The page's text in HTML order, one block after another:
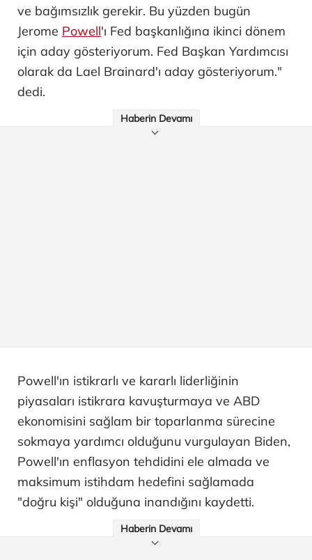
ve bağımsızlık gerekir. Bu yüzden bugün
Jerome Powell'ı Fed başkanlığına ikinci dönem
için aday gösteriyorum. Fed Başkan Yardımcısı
olarak da Lael Brainard'ı aday gösteriyorum."
dedi.
Haberin Devamı
Powell'ın istikrarlı ve kararlı liderliğinin
piyasaları istikrara kavuşturmaya ve ABD
ekonomisini sağlam bir toparlanma sürecine
sokmaya yardımcı olduğunu vurgulayan Biden,
Powell'ın enflasyon tehdidini ele almada ve
maksimum istihdam hedefini sağlamada
"doğru kişi" olduğuna inandığını kaydetti.
Haberin Devamı